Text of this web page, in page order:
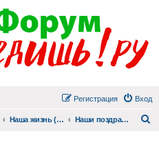
Вход
Регистрация
Наша жизнь (не всё же о суициде!) Наши поздравления